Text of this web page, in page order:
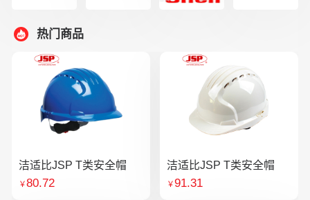
热门商品
洁适比JSP T类安全帽
￥80.72
洁适比JSP T类安全帽
￥91.31